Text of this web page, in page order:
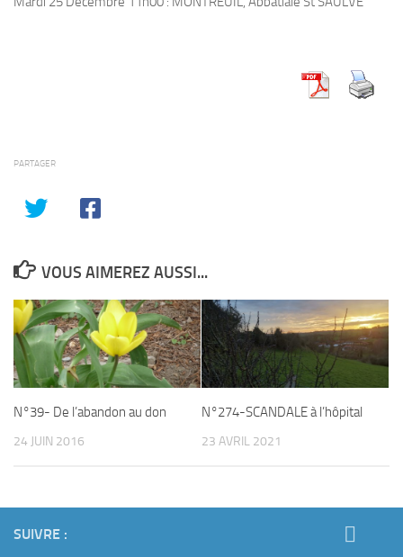
PARTAGER
VOUS AIMEREZ AUSSI...
N°39- De l’abandon au don
24 JUIN 2016
N°274-SCANDALE à l’hôpital
23 AVRIL 2021
SUIVRE :